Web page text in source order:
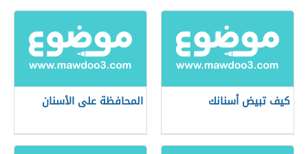
كيف تبيض أسنانك المحافظة على الأسنان